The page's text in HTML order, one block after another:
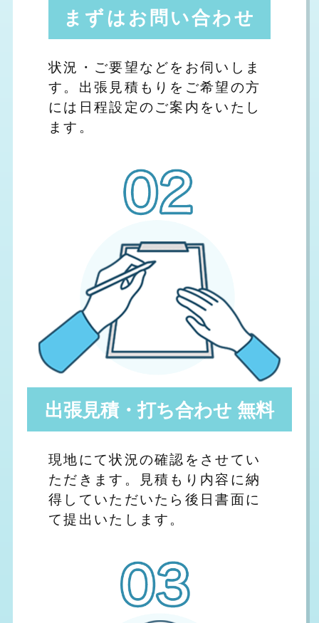
まずはお問い合わせ
状況・ご要望などをお伺いしま
す。出張見積もりをご希望の方
には日程設定のご案内をいたし
ます。
出張見積・打ち合わせ 無料
現地にて状況の確認をさせてい
ただきます。見積もり内容に納
得していただいたら後日書面に
て提出いたします。